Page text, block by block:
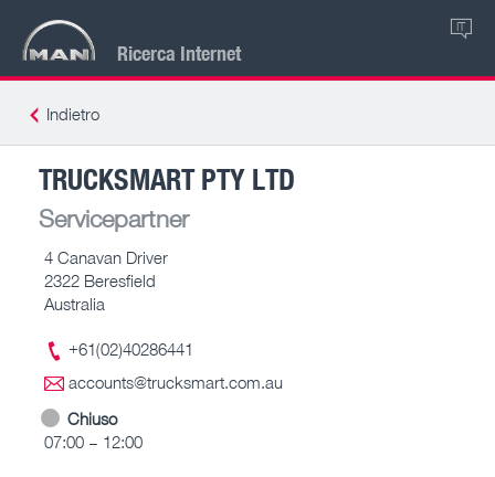
Ricerca Internet
IT
Indietro
TRUCKSMART PTY LTD
Servicepartner
4 Canavan Driver
2322 Beresfield
Australia
+61(02)40286441
accounts@trucksmart.com.au
Chiuso
07:00 – 12:00